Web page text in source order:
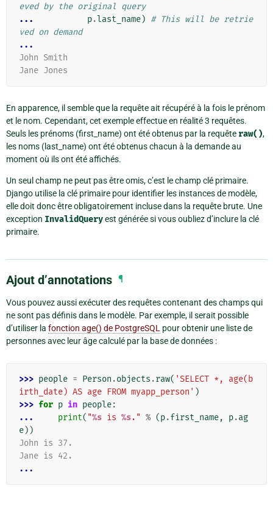
eved by the original query
...
p.last_name) # This will be retrie
ved on demand
...
John Smith
Jane Jones
En apparence, il semble que la requête ait récupéré à la fois le prénom
et le nom. Cependant, cet exemple effectue en réalité 3 requêtes.
Seuls les prénoms (first_name) ont été obtenus par la requête raw(),
les noms (last_name) ont été obtenus chacun à la demande au
moment où ils ont été affichés.
Un seul champ ne peut pas être omis, c’est le champ clé primaire.
Django utilise la clé primaire pour identifier les instances de modèle,
elle doit donc être obligatoirement incluse dans la requête brute. Une
exception InvalidQueryest générée si vous oubliez d’inclure la clé
primaire.
Ajout d’annotations ¶
Vous pouvez aussi exécuter des requêtes contenant des champs qui
ne sont pas définis dans le modèle. Par exemple, il serait possible
d’utiliser la fonction age() de PostgreSQL pour obtenir une liste de
personnes avec leur âge calculé par la base de données :
>>> people = Person .objects .raw( 'SELECT *, age(b
irth_date) AS age FROM myapp_person' )
>>> for p in people:
...
print( "%s is %s." % (p.first_name, p.ag
e))
John is 37.
Jane is 42.
...